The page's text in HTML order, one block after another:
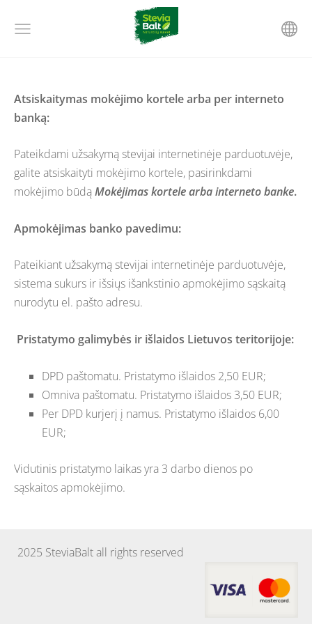
Atsiskaitymas mokėjimo kortele arba per interneto
banką:
Pateikdami užsakymą stevijai internetinėje parduotuvėje,
galite atsiskaityti mokėjimo kortele, pasirinkdami
mokėjimo būdąMokėjimas kortele arba interneto banke.
Apmokėjimas banko pavedimu:
Pateikiant užsakymą stevijai internetinėje parduotuvėje,
sistema sukurs ir išsiųs išankstinio apmokėjimo sąskaitą
nurodytu el. pašto adresu.
Pristatymo galimybės ir išlaidos Lietuvos teritorijoje:
DPD paštomatu. Pristatymo išlaidos 2,50 EUR;
Omniva paštomatu. Pristatymo išlaidos 3,50 EUR;
Per DPD kurjerį į namus. Pristatymo išlaidos 6,00
EUR;
Vidutinis pristatymo laikas yra 3 darbo dienos po
sąskaitos apmokėjimo.
2025 SteviaBalt all rights reserved